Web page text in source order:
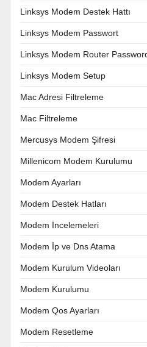
Linksys Modem Destek Hattı
Linksys Modem Passwort
Linksys Modem Router
Linksys Modem Setup
Mac Adresi Filtreleme
Mac Filtreleme
Mercusys Modem Şifresi
Millenicom Modem Kurulumu
Modem Ayarları
Modem Destek Hatları
Modem İncelemeleri
Modem İp ve Dns Atama
Modem Kurulum Videoları
Modem Kurulumu
Modem Qos Ayarları
Modem Resetleme